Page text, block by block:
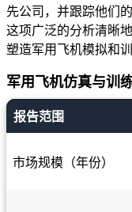
先公司，并跟踪他们
这项广泛的分析清晰
塑造军用飞机模拟和
军用飞机仿真与训
报告范围
市场规模（年份）